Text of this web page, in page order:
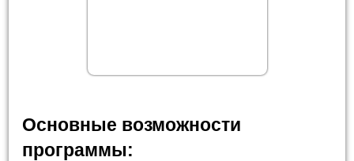
Основные возможности
программы: